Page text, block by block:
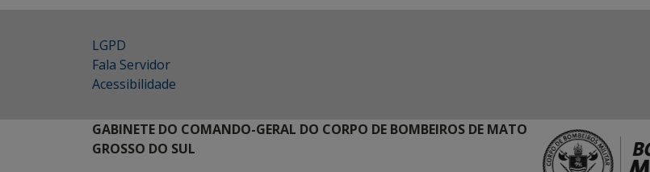
LGPD
Fala Servidor
Acessibilidade
GABINETE DO COMANDO-GERAL DO CORPO DE BOMBEIROS DE MATO
GROSSO DO SUL